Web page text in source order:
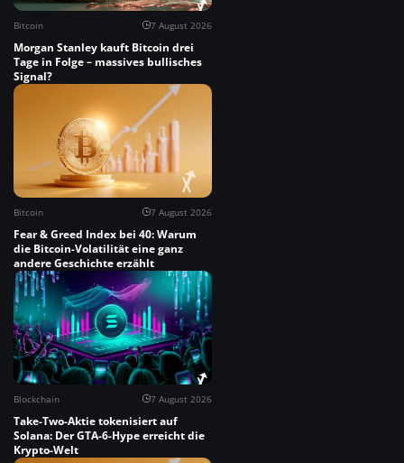
Bitcoin 7 August 2026
Morgan Stanley kauft Bitcoin drei
Tage in Folge – massives bullisches
Signal?
Bitcoin 7 August 2026
Fear & Greed Index bei 40: Warum
die Bitcoin-Volatilität eine ganz
andere Geschichte erzählt
Blockchain 7 August 2026
Take-Two-Aktie tokenisiert auf
Solana: Der GTA-6-Hype erreicht die
Krypto-Welt